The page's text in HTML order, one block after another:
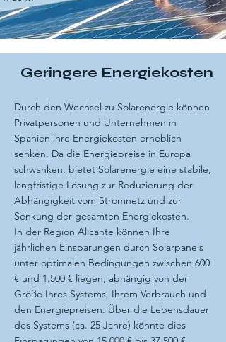
Geringere Energiekosten
Durch den Wechsel zu Solarenergie können
Privatpersonen und Unternehmen in
Spanien ihre Energiekosten erheblich
senken. Da die Energiepreise in Europa
schwanken, bietet Solarenergie eine stabile,
langfristige Lösung zur Reduzierung der
Abhängigkeit vom Stromnetz und zur
Senkung der gesamten Energiekosten.
In der Region Alicante können Ihre
jährlichen Einsparungen durch Solarpanels
unter optimalen Bedingungen zwischen 600
€ und 1.500 € liegen, abhängig von der
Größe Ihres Systems, Ihrem Verbrauch und
den Energiepreisen. Über die Lebensdauer
des Systems (ca. 25 Jahre) könnte dies